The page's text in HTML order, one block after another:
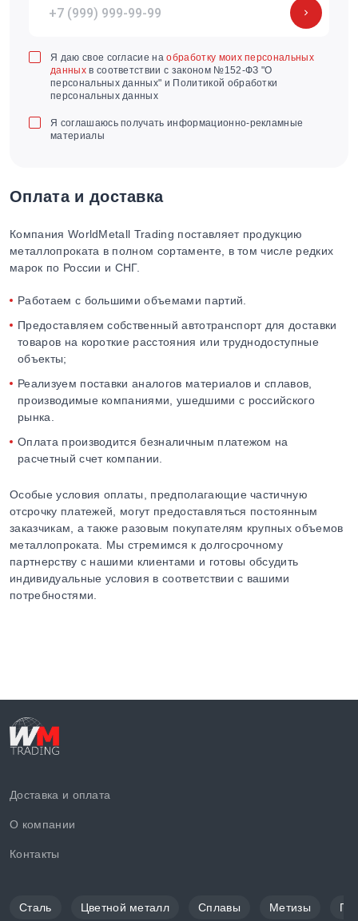
Я даю свое согласие наобработку моих персональных
данныхв соответствии с законом №152-ФЗ "О
персональных данных" и Политикой обработки
персональных данных
Я соглашаюсь получать информационно-рекламные
материалы
Оплата и доставка
Компания WorldMetall Trading поставляет продукцию
металлопроката в полном сортаменте, в том числе редких
марок по России и СНГ.
Работаем с большими объемами партий.
Предоставляем собственный автотранспорт для доставки
товаров на короткие расстояния или труднодоступные
объекты;
Реализуем поставки аналогов материалов и сплавов,
производимые компаниями, ушедшими с российского
рынка.
Оплата производится безналичным платежом на
расчетный счет компании.
Особые условия оплаты, предполагающие частичную
отсрочку платежей, могут предоставляться постоянным
заказчикам, а также разовым покупателям крупных объемов
металлопроката. Мы стремимся к долгосрочному
партнерству с нашими клиентами и готовы обсудить
индивидуальные условия в соответствии с вашими
потребностями.
Доставка и оплата
О компании
Контакты
Сталь Цветной металл Сплавы Метизы